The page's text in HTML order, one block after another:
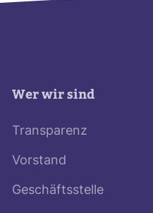
Wer wir sind
Transparenz
Vorstand
Geschäftsstelle